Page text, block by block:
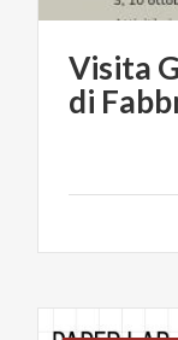
Visita
di